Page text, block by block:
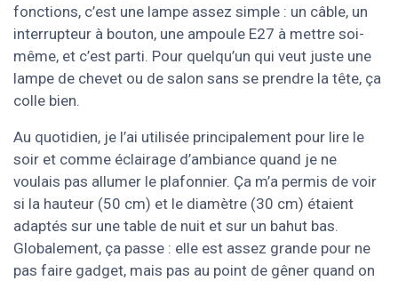
fonctions, c’est une lampe assez simple : un câble, un
interrupteur à bouton, une ampoule E27 à mettre soi-
même, et c’est parti. Pour quelqu’un qui veut juste une
lampe de chevet ou de salon sans se prendre la tête, ça
colle bien.
Au quotidien, je l’ai utilisée principalement pour lire le
soir et comme éclairage d’ambiance quand je ne
voulais pas allumer le plafonnier. Ça m’a permis de voir
si la hauteur (50 cm) et le diamètre (30 cm) étaient
adaptés sur une table de nuit et sur un bahut bas.
Globalement, ça passe : elle est assez grande pour ne
pas faire gadget, mais pas au point de gêner quand on